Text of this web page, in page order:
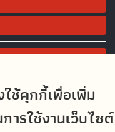
ช้คุกกี้เพื่อเพิ่ม
รใช้งานเว็บไซต์